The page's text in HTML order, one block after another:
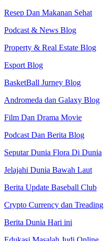
Resep Dan Makanan Sehat
Podcast & News Blog
Property & Real Estate Blog
Esport Blog
BasketBall Jurney Blog
Andromeda dan Galaxy Blog
Film Dan Drama Movie
Podcast Dan Berita Blog
Seputar Dunia Flora Di Dunia
Jelajahi Dunia Bawah Laut
Berita Update Baseball Club
Crypto Currency dan Treading
Berita Dunia Hari ini